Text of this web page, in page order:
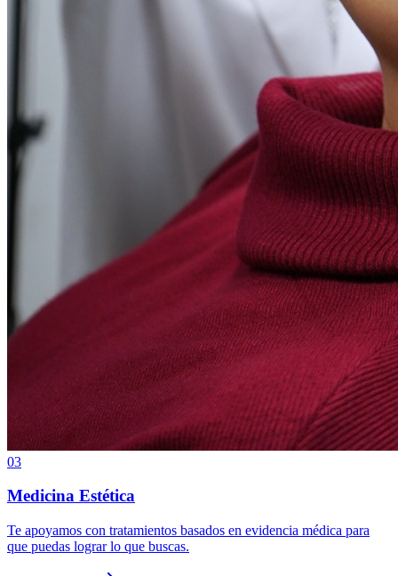
03
Medicina Estética
Te apoyamos con tratamientos basados en evidencia médica para
que puedas lograr lo que buscas.